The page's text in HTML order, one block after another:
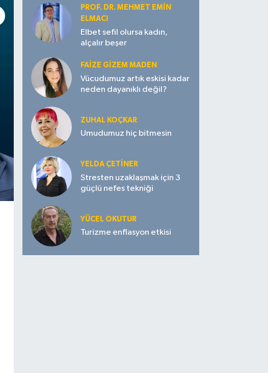
PROF. DR. MEHMET EMIN
ELMACI
Elbet sefil olursa kadın,
alçalır beşer
FAIZE GIZEM MADEN
Vücudumuz artık eskisi kadar
neden dayanıklı değil?
ZUHAL KOÇKAR
Umudumuz hiç bitmesin
YELDA ÇETİNER
Stresten uzaklaşmak için 3
güçlü nefes tekniği
YÜCEL OKUTUR
Turizme enflasyon etkisi